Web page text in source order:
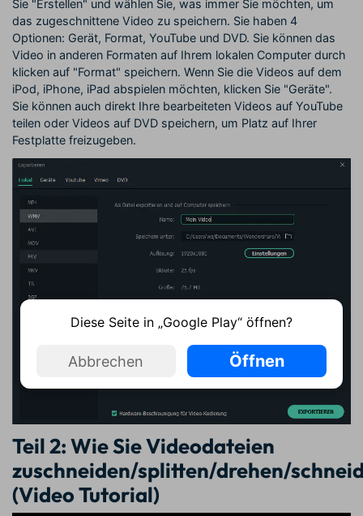
Sie "Erstellen" und wählen Sie, was immer Sie möchten, um
das zugeschnittene Video zu speichern. Sie haben 4
Optionen: Gerät, Format, YouTube und DVD. Sie können das
Video in anderen Formaten auf Ihrem lokalen Computer durch
klicken auf "Format" speichern. Wenn Sie die Videos auf dem
iPod, iPhone, iPad abspielen möchten, klicken Sie "Geräte".
Sie können auch direkt Ihre bearbeiteten Videos auf YouTube
teilen oder Videos auf DVD speichern, um Platz auf Ihrer
Festplatte freizugeben.
Teil 2: Wie Sie Videodateien
zuschneiden/splitten/drehen/
(Video Tutorial)
Diese Seite in „Google Play“ öffnen?
Abbrechen Öffnen